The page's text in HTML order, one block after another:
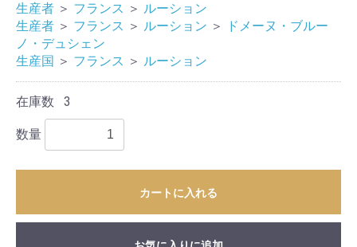
生産者 ＞ フランス ＞ ルーション
生産者 ＞ フランス ＞ ルーション ＞
ドメーヌ・ブルー
ノ・デュシェン
生産国 ＞ フランス ＞ ルーション
在庫数 3
数量
カートに入れる